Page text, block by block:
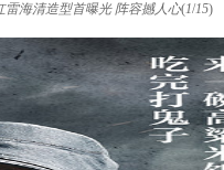
雷海清造型首曝光 阵容撼人心(1/15)